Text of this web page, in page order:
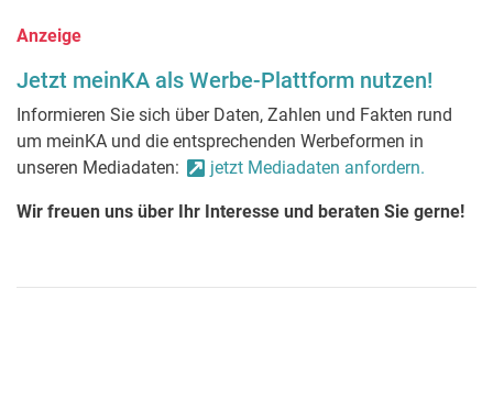
Anzeige
Jetzt meinKA als Werbe-Plattform nutzen!
Informieren Sie sich über Daten, Zahlen und Fakten rund
um meinKA und die entsprechenden Werbeformen in
unseren Mediadaten:
jetzt Mediadaten anfordern.
Wir freuen uns über Ihr Interesse und beraten Sie gerne!